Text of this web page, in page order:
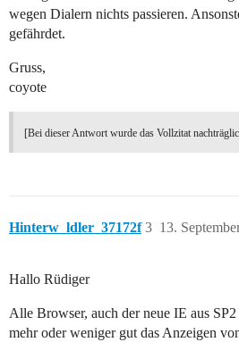
wegen Dialern nichts passieren.
gefährdet.
Gruss,
coyote
[Bei dieser Antwort wurde das Vollzitat
Hinterw_ldler_37172f 13.
3
Hallo Rüdiger
Alle Browser, auch der neue IE aus
mehr oder weniger gut das Anzeigen